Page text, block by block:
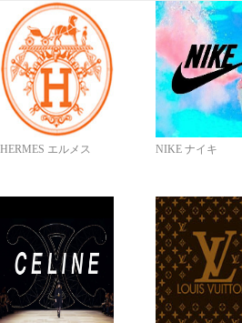
HERMES エルメス NIKE ナイキ